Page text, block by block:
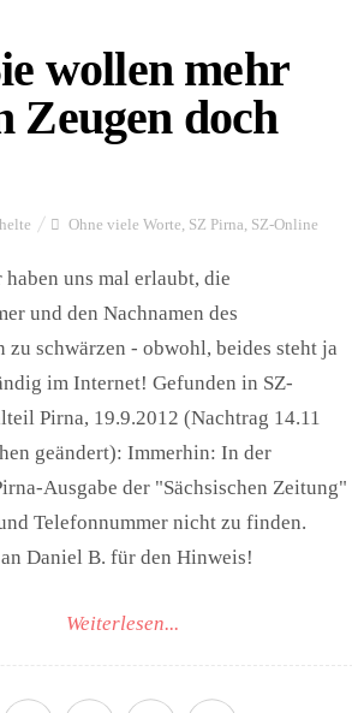
wollen mehr
Zeugen doch
Ohne viele Worte, SZ Pirna, SZ-Online
uns mal erlaubt, die
und den Nachnamen des
zu schwärzen - obwohl, beides steht ja
im Internet! Gefunden in SZ-
Pirna, 19.9.2012 (Nachtrag 14.11
geändert): Immerhin: In der
Ausgabe der "Sächsischen Zeitung"
Telefonnummer nicht zu finden.
Daniel B. für den Hinweis!
Weiterlesen...